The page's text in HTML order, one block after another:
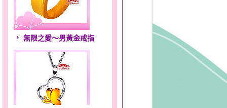
無限之愛～男黃金戒指